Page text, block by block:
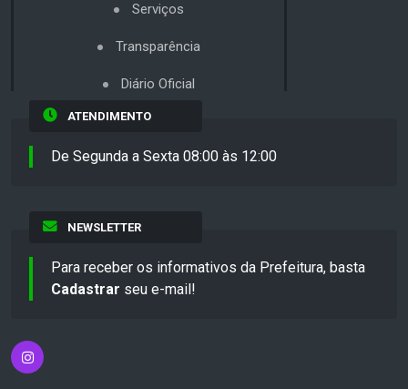
Serviços
Transparência
Diário Oficial
ATENDIMENTO
De Segunda a Sexta 08:00 às 12:00
NEWSLETTER
Para receber os informativos da Prefeitura, basta
Cadastrar seu e-mail!